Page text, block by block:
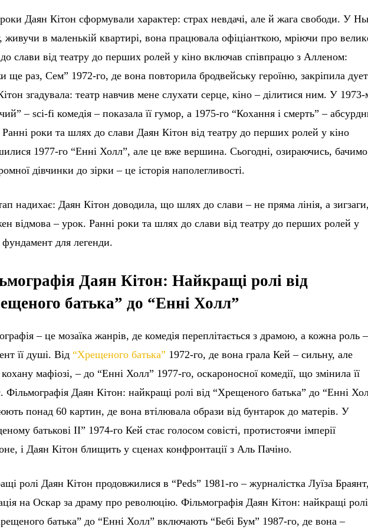
Даян Кітон сформували характер: страх невдачі, але й жага свободи. У
живучи в маленькій квартирі, вона працювала офіціанткою, мріючи про
слави від театру до перших ролей у кіно включав співпрацю з Алленом:
ще раз, Сем” 1972-го, де вона повторила бродвейську героїню, закріпила
згадувала: театр навчив мене слухати серце, кіно – ділитися ним. У
– sci-fi комедія – показала її гумор, а 1975-го “Кохання і смерть” –
роки та шлях до слави Даян Кітон від театру до перших ролей у кіно
1977-го “Енні Холл”, але це вже вершина. Сьогодні, озираючись,
дівчинки до зірки – це історія наполегливості.
надихає: Даян Кітон доводила, що шлях до слави – не пряма лінія, а зигзаги,
відмова – урок. Ранні роки та шлях до слави від театру до перших ролей у
фундамент для легенди.
Даян Кітон: Найкращі ролі від
батька” до “Енні Холл”
– це мозаїка жанрів, де комедія переплітається з драмою, а кожна роль –
її душі. Від“Хрещеного батька” 1972-го, де вона грала Кей – сильну, але
мафіозі, – до “Енні Холл” 1977-го, оскароносної комедії, що змінила її
Фільмографія Даян Кітон: найкращі ролі від “Хрещеного батька” до “Енні
понад 60 картин, де вона втілювала образи від бунтарок до матерів. У
батькові II” 1974-го Кей стає голосом совісті, протистоячи імперії
і Даян Кітон блищить у сценах конфронтації з Аль Пачіно.
ролі Даян Кітон продовжилися в “Рeds” 1981-го – журналістка Луїза Браянт,
на Оскар за драму про революцію. Фільмографія Даян Кітон: найкращі ролі
батька” до “Енні Холл” включають “Бебі Бум” 1987-го, де вона –